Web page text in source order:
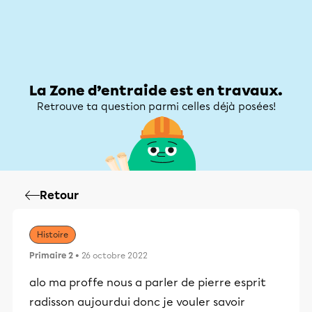
La Zone d’entraide est en travaux.
Retrouve ta question parmi celles déjà posées!
Retour
Histoire
Primaire 2 • 26 octobre 2022
alo ma proffe nous a parler de pierre esprit
radisson aujourdui donc je vouler savoir